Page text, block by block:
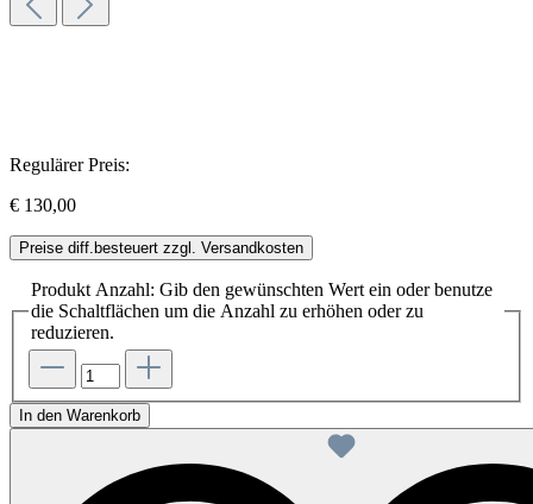
Regulärer Preis:
€ 130,00
Preise diff.besteuert zzgl. Versandkosten
Produkt Anzahl: Gib den gewünschten Wert ein oder benutze
die Schaltflächen um die Anzahl zu erhöhen oder zu
reduzieren.
In den Warenkorb